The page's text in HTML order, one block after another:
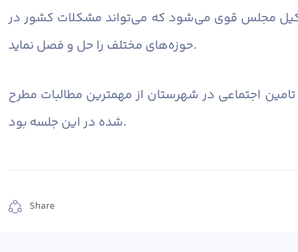
مجلس قوی می‌شود که می‌تواند مشکلات کشور در
حوزه‌های مختلف را حل و فصل نماید.
اجتماعی در شهرستان از مهمترین مطالبات مطرح
شده در این جلسه بود.
Share